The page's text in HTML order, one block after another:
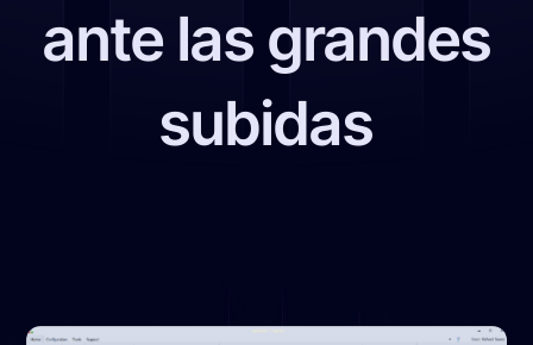
ante las grandes
subidas